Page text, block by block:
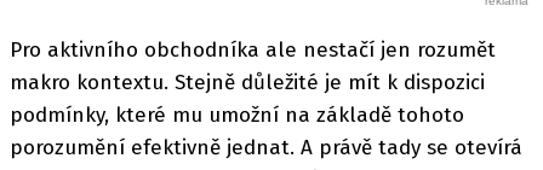
Pro aktivního obchodníka ale nestačí jen rozumět
makro kontextu. Stejně důležité je mít k dispozici
podmínky, které mu umožní na základě tohoto
porozumění efektivně jednat. A právě tady se otevírá